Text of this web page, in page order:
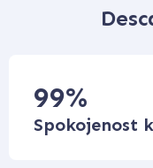
99%
Spokojenost